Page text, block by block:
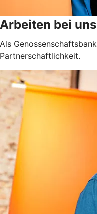
Arbeiten bei uns
Als
Partnerschaftlichkeit.